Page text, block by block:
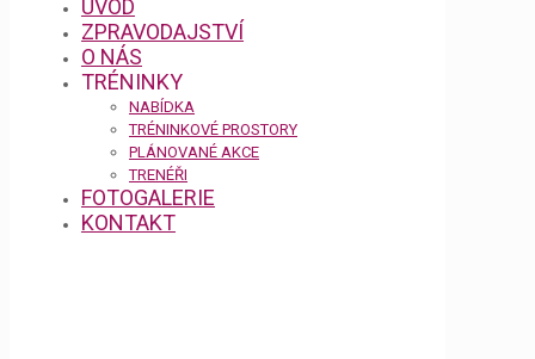
ÚVOD
ZPRAVODAJSTVÍ
O NÁS
TRÉNINKY
NABÍDKA
TRÉNINKOVÉ PROSTORY
PLÁNOVANÉ AKCE
TRENÉŘI
FOTOGALERIE
KONTAKT